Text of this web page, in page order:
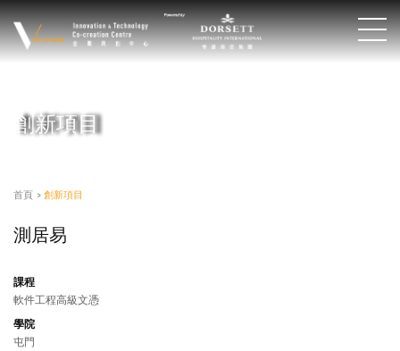
創新項目
首頁 > 創新項目
測居易
課程
軟件工程高級文憑
學院
屯門